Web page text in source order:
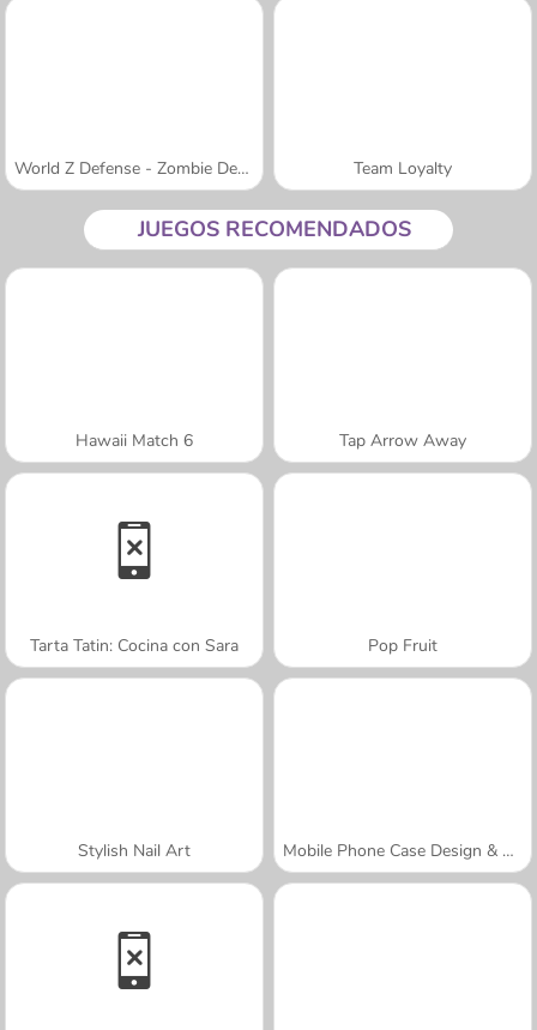
World Z Defense - Zombie Defense Team Loyalty
JUEGOS RECOMENDADOS
Hawaii Match 6 Tap Arrow Away
Tarta Tatin: Cocina con Sara Pop Fruit
Stylish Nail Art Mobile Phone Case Design & DIY